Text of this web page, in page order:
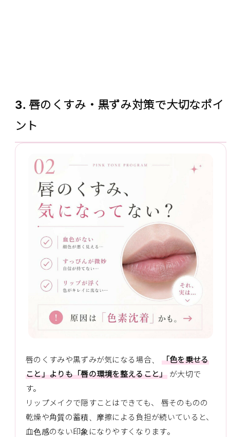
3. 唇のくすみ・黒ずみ対策で大切なポイ
ント
唇のくすみや黒ずみが気になる場合、 「色を乗せる
こと」よりも「唇の環境を整えること」が大切で
す。
リップメイクで隠すことはできても、 唇そのものの
乾燥や角質の蓄積、摩擦による負担が続いていると、
血色感のない印象になりやすくなります。